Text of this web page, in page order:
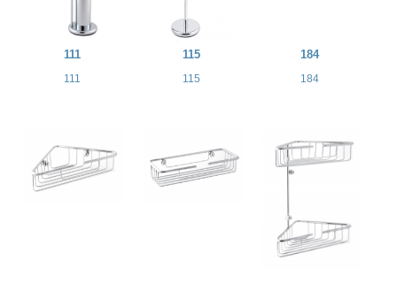
111
111
115
115
184
184